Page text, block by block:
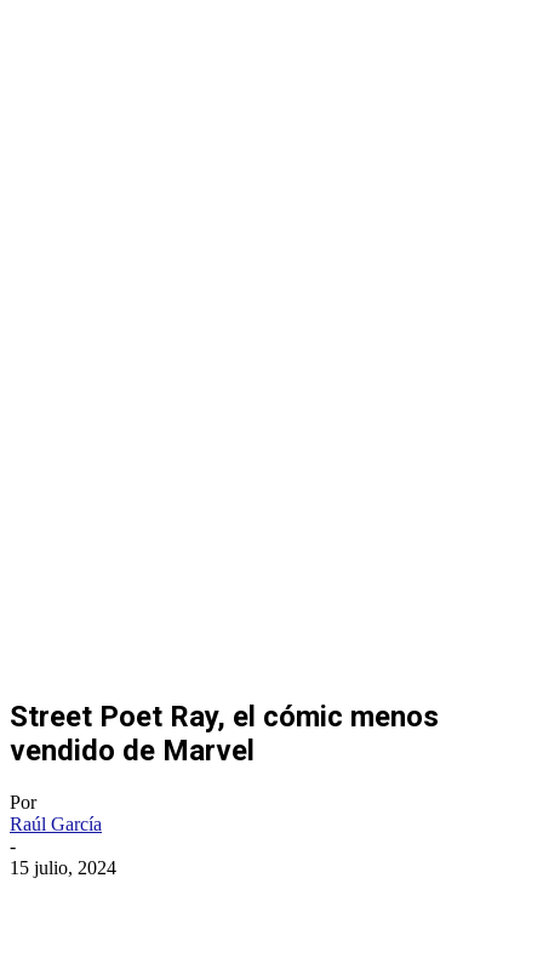
Street Poet Ray, el cómic menos
vendido de Marvel
Por
Raúl García
-
15 julio, 2024